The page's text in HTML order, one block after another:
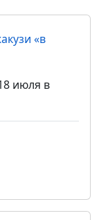
«в
июля в